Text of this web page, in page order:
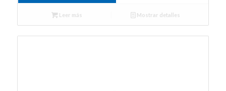
Leer más Mostrar detalles